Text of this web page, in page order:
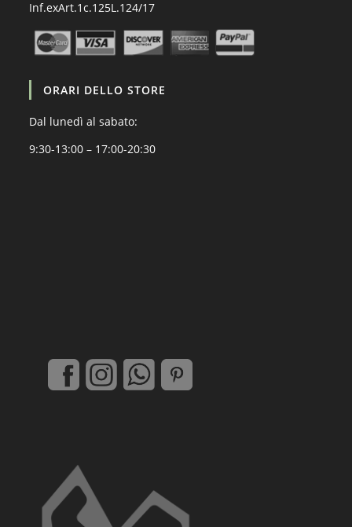
Inf.exArt.1c.125L.124/17
ORARI DELLO STORE
Dal lunedì al sabato:
9:30-13:00 – 17:00-20:30